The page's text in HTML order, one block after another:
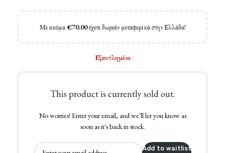
Με ακόμα€70.00έχετε δωρεάν μεταφορικά στην Ελλάδα!
Εξαντλημένο
This product is currently sold out.
No worries! Enter your email, and we'll let you know as
soon as it's back in stock.
Add to waitlist